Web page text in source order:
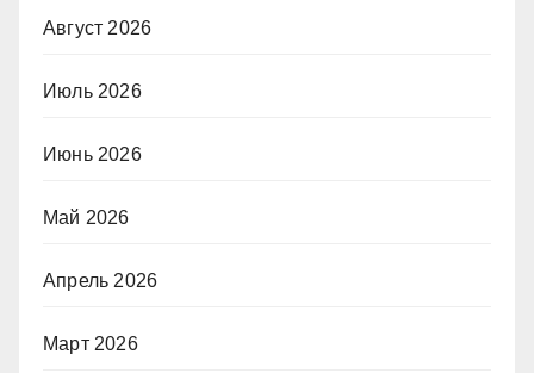
Август 2026
Июль 2026
Июнь 2026
Май 2026
Апрель 2026
Март 2026